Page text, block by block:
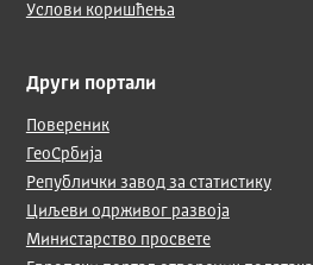
Услови коришћења
Други портали
Повереник
ГеоСрбија
Републички завод за статистику
Циљеви одрживог развоја
Министарство просвете